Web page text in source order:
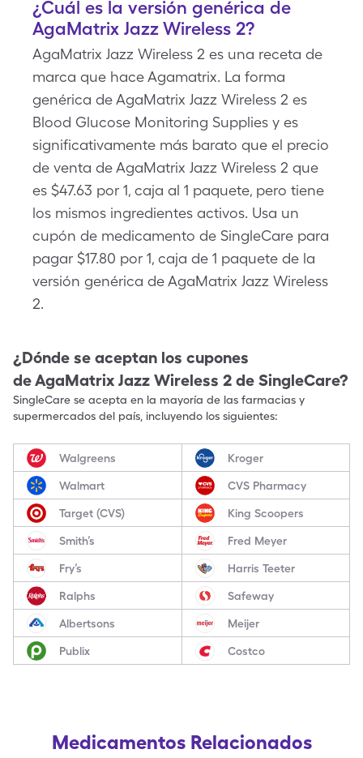
¿Cuál es la versión genérica de
AgaMatrix Jazz Wireless 2?
AgaMatrix Jazz Wireless 2 es una receta de
marca que hace Agamatrix. La forma
genérica de AgaMatrix Jazz Wireless 2 es
Blood Glucose Monitoring Supplies y es
significativamente más barato que el precio
de venta de AgaMatrix Jazz Wireless 2 que
es $47.63 por 1, caja al 1 paquete, pero tiene
los mismos ingredientes activos. Usa un
cupón de medicamento de SingleCare para
pagar $17.80 por 1, caja de 1 paquete de la
versión genérica de AgaMatrix Jazz Wireless
2.
¿Dónde se aceptan los cupones
deAgaMatrix Jazz Wireless 2 de SingleCare?
SingleCare se acepta en la mayoría de las farmacias y
supermercados del país, incluyendo los siguientes:
Walgreens Kroger
Walmart CVS Pharmacy
Target (CVS) King Scoopers
Smith’s Fred Meyer
Fry’s Harris Teeter
Ralphs Safeway
Albertsons Meijer
Publix Costco
Medicamentos Relacionados